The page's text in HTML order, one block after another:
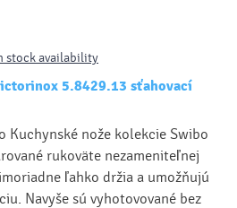
stock availability
5.8429.13 sťahovací
Kuchynské nože kolekcie Swibo
rukoväte nezameniteľnej
ľahko držia a umožňujú
Navyše sú vyhotovované bez